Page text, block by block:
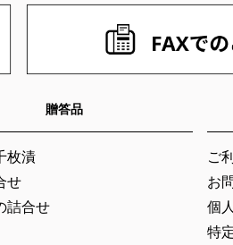
贈答品
枚漬
せ
詰合せ
ご
お
個
特